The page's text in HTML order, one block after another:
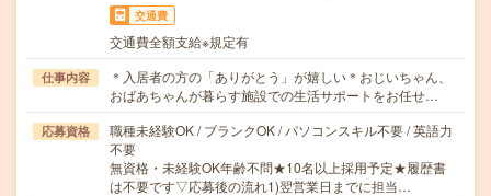
交通費
交通費全額支給※規定有
仕事内容
＊入居者の方の「ありがとう」が嬉しい＊おじいちゃん、
おばあちゃんが暮らす施設での生活サポートをお任せ…
応募資格
職種未経験OK / ブランクOK / パソコンスキル不要 / 英語力
不要
無資格・未経験OK年齢不問★10名以上採用予定★履歴書
は不要です▽応募後の流れ1)翌営業日までに担当…